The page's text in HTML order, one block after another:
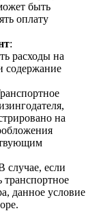
быть
оплату
:
расходы на
содержание
на
случае, если
транспортное
данное условие